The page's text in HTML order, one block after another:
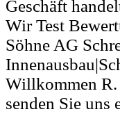
Geschäft
Wir Test
Söhne AG
Willkommen
senden Sie uns